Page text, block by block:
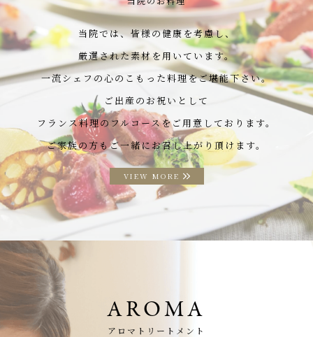
当院では、皆様の健康を考慮し、
厳選された素材を用いています。
一流シェフの心のこもった料理をご堪能下さい。
ご出産のお祝いとして
フランス料理のフルコースをご用意しております。
ご家族の方もご一緒にお召し上がり頂けます。
VIEW MORE
AROMA
アロマトリートメント